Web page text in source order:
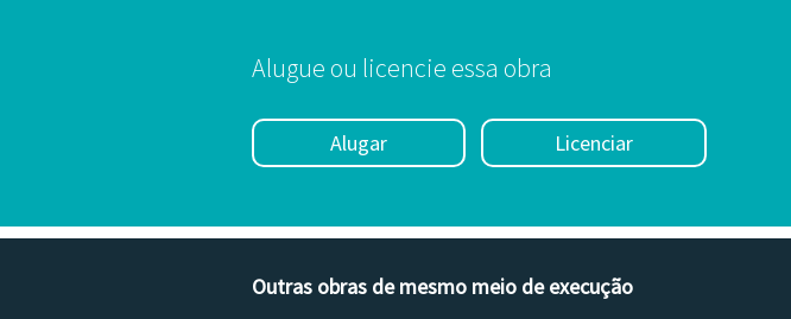
Alugue ou licencie essa obra
Alugar Licenciar
Outras obras de mesmo meio de execução